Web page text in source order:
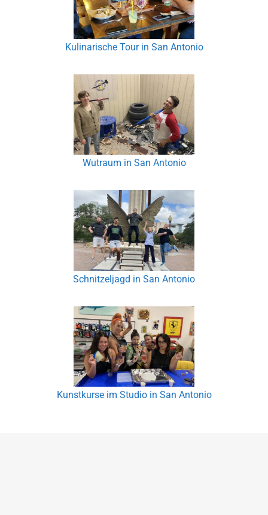
Kulinarische Tour in San Antonio
Wutraum in San Antonio
Schnitzeljagd in San Antonio
Kunstkurse im Studio in San Antonio